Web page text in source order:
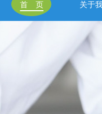
首 页 关于